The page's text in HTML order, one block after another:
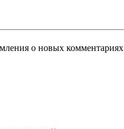
о новых комментариях